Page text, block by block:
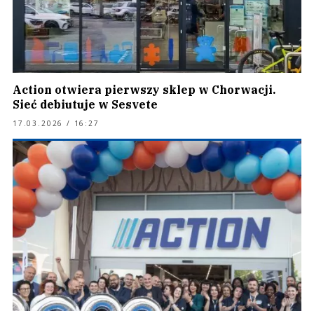
Action otwiera pierwszy sklep w Chorwacji.
Sieć debiutuje w Sesvete
17.03.2026 / 16:27